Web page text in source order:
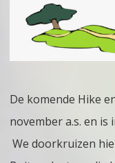
Trail
’s
De komende Hike
november a.s. en is
We doorkruizen